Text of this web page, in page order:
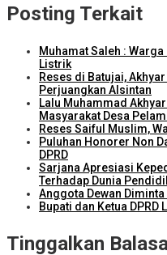
Posting Terkait
Muhamat Saleh :
Listrik
Reses di Batujai,
Perjuangkan Alsintan
Lalu Muhammad
Masyarakat Desa
Reses Saiful Muslim,
Puluhan Honorer Non
DPRD
Sarjana Apresiasi
Terhadap Dunia
Anggota Dewan
Bupati dan Ketua
Tinggalkan